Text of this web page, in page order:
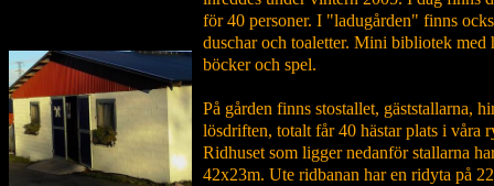
för 40 personer. I "ladugården" finns
duschar och toaletter. Mini bibliotek med
böcker och spel.
På gården finns stostallet, gäststallarna,
lösdriften, totalt får 40 hästar plats i våra
Ridhuset som ligger nedanför stallarna
42x23m. Ute ridbanan har en ridyta på